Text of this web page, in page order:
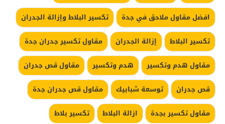
افضل مقاول ملاحق في جدة
تكسير البلاط وإزالة الجدران
تكسير البلاط
إزالة الجدران
مقاول تكسير جدران جدة
مقاول هدم وتكسير
هدم وتكسير
مقاول قص جدران
قص جدران
توسعة شبابيك
مقاول قص جدران جدة
مقاول تكسير بجدة
ازالة البلاط
تكسير بلاط